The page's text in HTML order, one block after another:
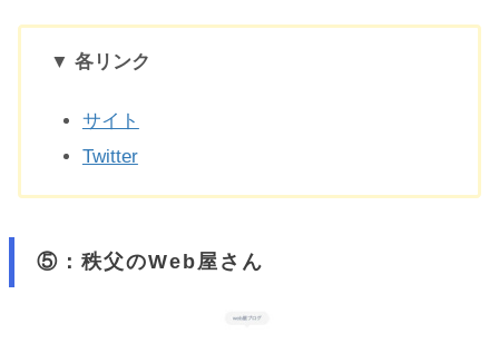
▼ 各リンク
サイト
Twitter
⑤：秩父のWeb屋さん